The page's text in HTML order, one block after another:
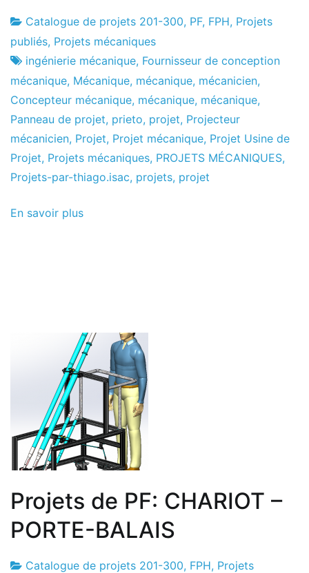
Usine
de
projets
2
de
janvier
de
2017
Catalogue de projets 201-300, PF, FPH, Projets
publiés, Projets mécaniques
ingénierie mécanique, Fournisseur de conception
mécanique, Mécanique, mécanique, mécanicien,
Concepteur mécanique, mécanique, mécanique,
Panneau de projet, prieto, projet, Projecteur
mécanicien, Projet, Projet mécanique, Projet Usine de
Projet, Projets mécaniques, PROJETS MÉCANIQUES,
Projets-par-thiago.isac, projets, projet
En savoir plus
Projets de PF: CHARIOT –
PORTE-BALAIS
Catalogue de projets 201-300, FPH, Projets